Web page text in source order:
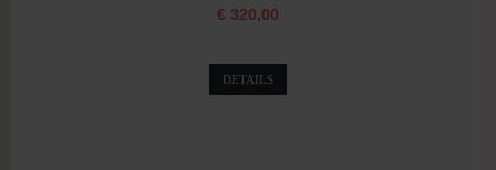
€ 320,00
DETAILS